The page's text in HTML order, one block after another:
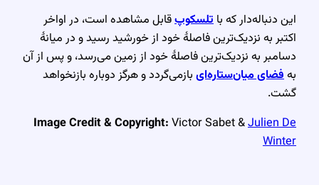
این دنباله‌دار که باتلسکوپقابل مشاهده است، در اواخر
اکتبر به نزدیک‌ترین فاصلهٔ خود از خورشید رسید و در میانهٔ
دسامبر به نزدیک‌ترین فاصلهٔ خود از زمین می‌رسد، و پس از آن
بهفضای میان‌ستاره‌ایبازمی‌گردد و هرگز دوباره بازنخواهد
گشت.
Image Credit & Copyright:Victor Sabet &Julien De
Winter